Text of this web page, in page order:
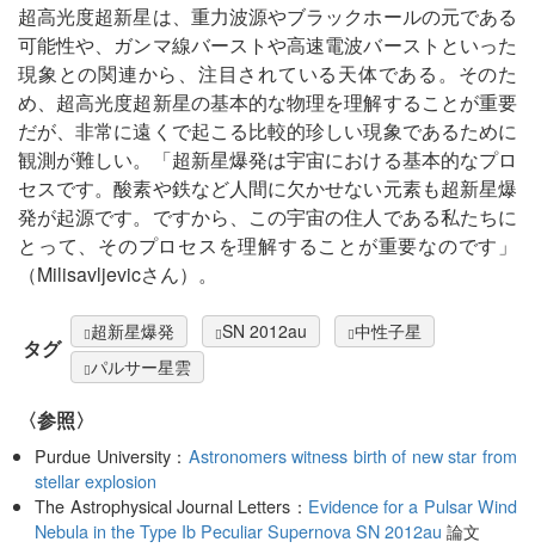
超高光度超新星は、重力波源やブラックホールの元である
可能性や、ガンマ線バーストや高速電波バーストといった
現象との関連から、注目されている天体である。そのた
め、超高光度超新星の基本的な物理を理解することが重要
だが、非常に遠くで起こる比較的珍しい現象であるために
観測が難しい。「超新星爆発は宇宙における基本的なプロ
セスです。酸素や鉄など人間に欠かせない元素も超新星爆
発が起源です。ですから、この宇宙の住人である私たちに
とって、そのプロセスを理解することが重要なのです」
（Milisavljevicさん）。
タグ
超新星爆発 SN 2012au
中性子星
パルサー星雲
〈参照〉
Purdue University： Astronomers witness birth of new star from
stellar explosion
The Astrophysical Journal Letters： Evidence for a Pulsar Wind
Nebula in the Type Ib Peculiar Supernova SN 2012au 論文